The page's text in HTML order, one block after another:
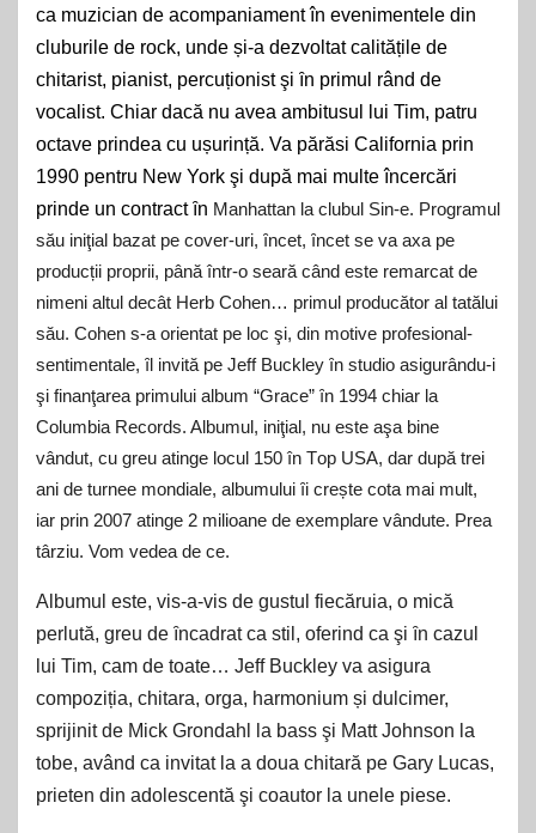
ca muzician de acompaniament în evenimentele din
cluburile de rock, unde și-a dezvoltat calitățile de
chitarist, pianist, percuționist şi ȋn primul rând de
vocalist. Chiar dacă nu avea ambitusul lui Tim, patru
octave prindea cu ușurință. Va părăsi California prin
1990 pentru New York şi după mai multe încercări
prinde un contract ȋn Manhattan la clubul Sin-e. Programul
său iniţial bazat pe cover-uri, ȋncet, ȋncet se va axa pe
producții proprii, până într-o seară când este remarcat de
nimeni altul decât Herb Cohen… primul producător al tatălui
său. Cohen s-a orientat pe loc şi, din motive profesional-
sentimentale, ȋl invită pe Jeff Buckley ȋn studio asigurându-i
şi finanţarea primului album “Grace” ȋn 1994 chiar la
Columbia Records. Albumul, iniţial, nu este aşa bine
vândut, cu greu atinge locul 150 în Top USA, dar după trei
ani de turnee mondiale, albumului ȋi crește cota mai mult,
iar prin 2007 atinge 2 milioane de exemplare vândute. Prea
târziu. Vom vedea de ce.
Albumul este, vis-a-vis de gustul fiecăruia, o mică
perlută, greu de ȋncadrat ca stil, oferind ca şi ȋn cazul
lui Tim, cam de toate… Jeff Buckley va asigura
compoziția, chitara, orga, harmonium și dulcimer,
sprijinit de Mick Grondahl la bass şi Matt Johnson la
tobe, având ca invitat la a doua chitară pe Gary Lucas,
prieten din adolescentă şi coautor la unele piese.